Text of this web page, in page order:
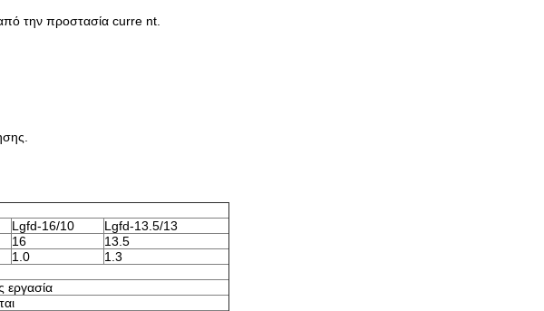
την προστασία curre nt.
Lgfd-16/10
Lgfd-13.5/13
16
13.5
1.0
1.3
εργασία